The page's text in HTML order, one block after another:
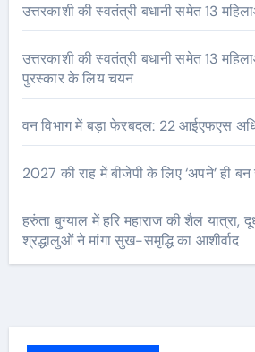
उत्तरकाशी की स्वतंत्री बधानी समेत 13
उत्तरकाशी की स्वतंत्री बधानी समेत 13
पुरस्कार के लिय चयन
वन विभाग में बड़ा फेरबदल: 22 आईएफएस
2027 की राह में बीजेपी के लिए ‘अपने’ ही
हरुंता बुग्याल में हरि महाराज की शैल
श्रद्धालुओं ने मांगा सुख-समृद्धि का आशीर्वाद